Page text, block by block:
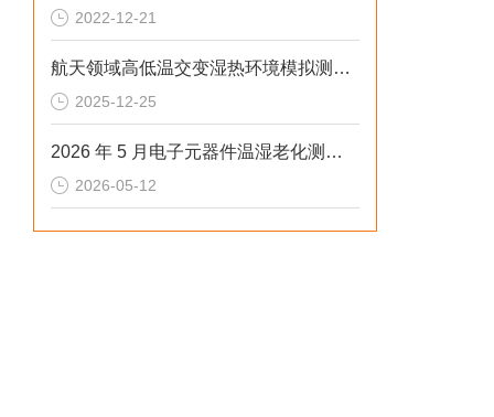
2022-12-21
航天领域高低温交变湿热环境模拟测试解决方案
2025-12-25
2026 年 5 月电子元器件温湿老化测试三厢冷热冲击试验箱排行榜
2026-05-12